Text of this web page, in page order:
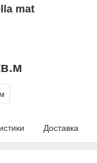
mat
Доставка